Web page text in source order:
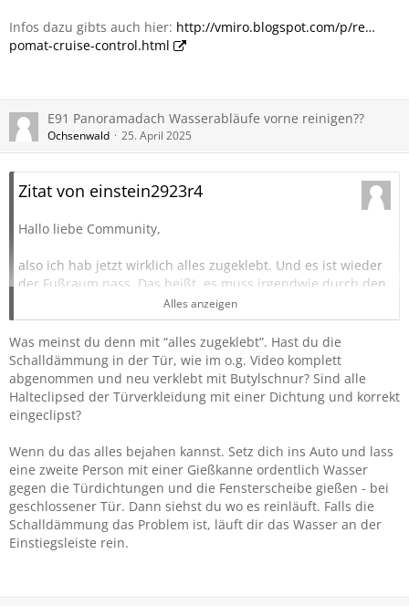
Infos dazu gibts auch hier: http://vmiro.blogspot.com/p/re…
pomat-cruise-control.html
E91 Panoramadach Wasserabläufe vorne reinigen??
Ochsenwald 25. April 2025
Zitat von einstein2923r4
Hallo liebe Community,
also ich hab jetzt wirklich alles zugeklebt. Und es ist wieder
der Fußraum nass. Das heißt, es muss irgendwie durch den
Motorraum kommen. Kann es sein, dass das Wasser sich
irgendwo auf der linken Seite im Motorraum staut, und
überläuft? vlt. muss ich doch entweder die Verkleidung am
linken vorderen Kotflügel abmachen, und den Ablauf
reinigen --- oder es gibt noch irgendwas anderes zu
reinigen oder hochdrücken (da war doch was mit vorne
unter dem Luftfilter?)
Vielen Dank für jeden Tipp
LG
Stefan
Alles anzeigen
Was meinst du denn mit “alles zugeklebt”. Hast du die
Schalldämmung in der Tür, wie im o.g. Video komplett
abgenommen und neu verklebt mit Butylschnur? Sind alle
Halteclipsed der Türverkleidung mit einer Dichtung und korrekt
eingeclipst?
Wenn du das alles bejahen kannst. Setz dich ins Auto und lass
eine zweite Person mit einer Gießkanne ordentlich Wasser
gegen die Türdichtungen und die Fensterscheibe gießen - bei
geschlossener Tür. Dann siehst du wo es reinläuft. Falls die
Schalldämmung das Problem ist, läuft dir das Wasser an der
Einstiegsleiste rein.